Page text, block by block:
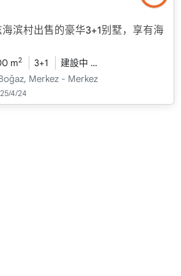
滨村出售的豪华3+1别墅，享有海
m2 3+1 建設中
Merkez - Merkez
4/24